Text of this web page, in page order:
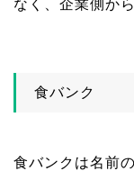
なく、企業側か
食バンク
食バンクは名前